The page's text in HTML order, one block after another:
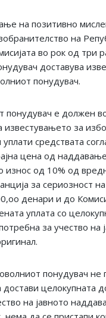
на позитивно
на
во рок од три
доставува
понудувач.
понудувач е должен
за
средствата
цена од
износ од 10% од
за сериозност
денари и до
уплата со
за учество на
понудувач не
достави целокупната
на јавното